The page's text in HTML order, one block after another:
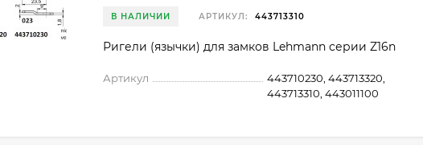
В НАЛИЧИИ АРТИКУЛ: 443713310
Ригели (язычки) для замков Lehmann серии Z16n
Артикул
443710230, 443713320,
443713310, 443011100